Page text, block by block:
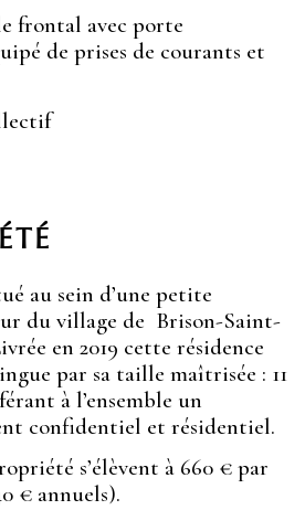
frontal avec porte
de prises de courants et
au sein d’une petite
du village de Brison-Saint-
en 2019 cette résidence
par sa taille maîtrisée : 11
à l’ensemble un
confidentiel et résidentiel.
s’élèvent à 660 € par
€ annuels).